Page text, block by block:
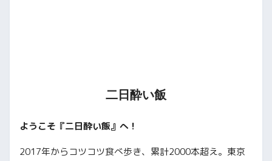
二日酔い飯
ようこそ『二日酔い飯』へ！
2017年からコツコツ食べ歩き、累計2000本超え。東京